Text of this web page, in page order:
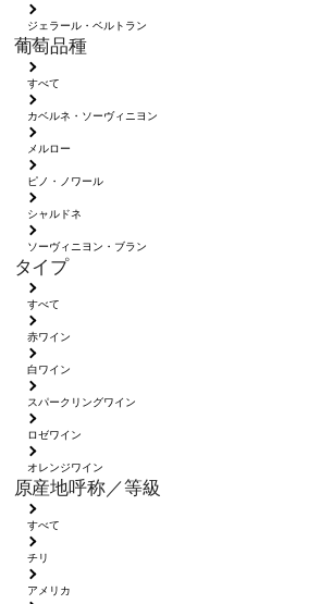
ジェラール・ベルトラン
葡萄品種
すべて
カベルネ・ソーヴィニヨン
メルロー
ピノ・ノワール
シャルドネ
ソーヴィニヨン・ブラン
タイプ
すべて
赤ワイン
白ワイン
スパークリングワイン
ロゼワイン
オレンジワイン
原産地呼称／等級
すべて
チリ
アメリカ